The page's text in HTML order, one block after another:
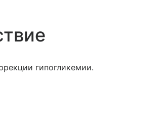
гипогликемии.